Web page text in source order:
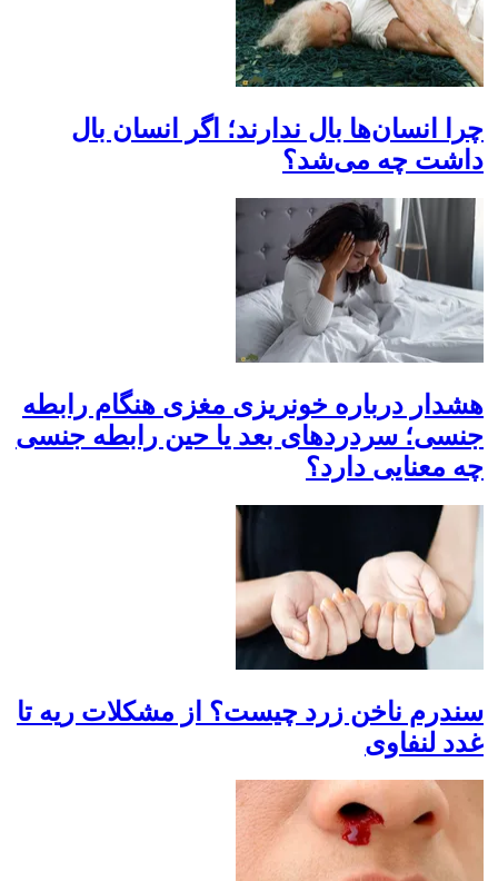
چرا انسان‌ها بال ندارند؛ اگر انسان بال
داشت چه می‌شد؟
هشدار درباره خونریزی مغزی هنگام رابطه
جنسی؛ سردرد‌های بعد یا حین رابطه جنسی
چه معنایی دارد؟
سندرم ناخن زرد چیست؟ از مشکلات ریه تا
غدد لنفاوی